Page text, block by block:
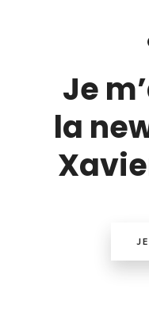
Je
la